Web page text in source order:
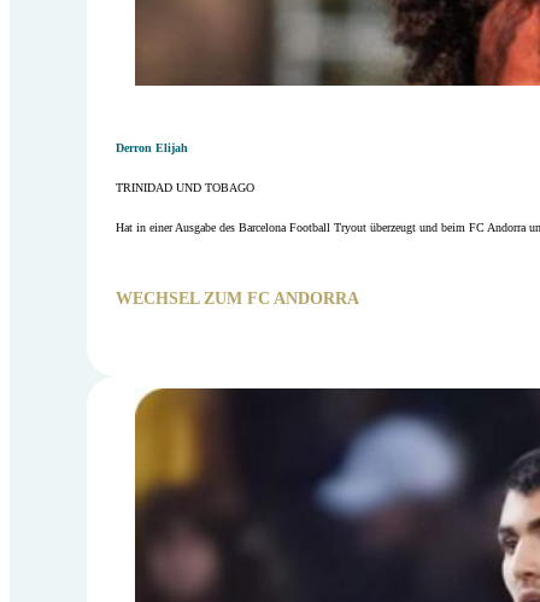
Derron Elijah
TRINIDAD UND TOBAGO
Hat in einer Ausgabe des Barcelona Football Tryout überzeugt und beim FC Andorra
WECHSEL ZUM FC ANDORRA